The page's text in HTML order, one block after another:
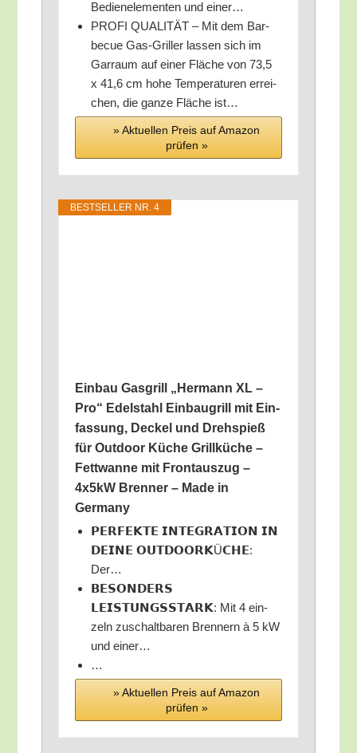
Bedien­ele­men­ten und einer…
PROFI QUALITÄT – Mit dem Bar­
be­cue Gas-Gril­ler las­sen sich im
Gar­raum auf einer Flä­che von 73,5
x 41,6 cm hohe Tem­pe­ra­tu­ren errei­
chen, die gan­ze Flä­che ist…
» Aktu­el­len Preis auf Ama­zon
prü­fen »
BEST­SEL­LER NR. 4
Ein­bau Gas­grill „Her­mann XL –
Pro“ Edel­stahl Ein­bau­grill mit Ein­
fas­sung, Deckel und Dreh­spieß
für Out­door Küche Grill­kü­che –
Fett­wan­ne mit Front­aus­zug –
4x5kW Bren­ner – Made in
Germany
𝗣𝗘𝗥𝗙𝗘𝗞𝗧𝗘 𝗜𝗡𝗧𝗘𝗚𝗥𝗔𝗧𝗜𝗢𝗡 𝗜𝗡
𝗗𝗘𝗜𝗡𝗘 𝗢𝗨𝗧𝗗𝗢𝗢𝗥𝗞Ü𝗖𝗛𝗘:
Der…
𝗕𝗘𝗦𝗢𝗡𝗗𝗘𝗥𝗦
𝗟𝗘𝗜𝗦𝗧𝗨𝗡𝗚𝗦𝗦𝗧𝗔𝗥𝗞: Mit 4 ein­
zeln zuschalt­ba­ren Bren­nern à 5 kW
und einer…
…
» Aktu­el­len Preis auf Ama­zon
prü­fen »